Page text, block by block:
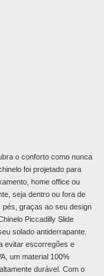
o conforto como nunca
foi projetado para
home office ou
seja dentro ou fora de
graças ao seu design
Piccadilly Slide
solado antiderrapante.
evitar escorregões e
um material 100%
durável. Com o